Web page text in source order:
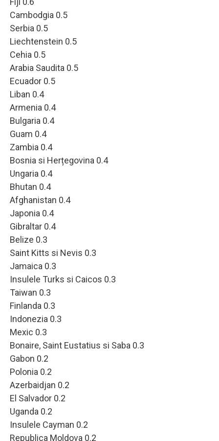
Cambodgia 0.5
Serbia 0.5
Liechtenstein 0.5
Cehia 0.5
Arabia Saudita 0.5
Ecuador 0.5
Liban 0.4
Armenia 0.4
Bulgaria 0.4
Guam 0.4
Zambia 0.4
Bosnia si Herțegovina 0.4
Ungaria 0.4
Bhutan 0.4
Afghanistan 0.4
Japonia 0.4
Gibraltar 0.4
Belize 0.3
Saint Kitts si Nevis 0.3
Jamaica 0.3
Insulele Turks si Caicos 0.3
Taiwan 0.3
Finlanda 0.3
Indonezia 0.3
Mexic 0.3
Bonaire, Saint Eustatius si Saba 0.3
Gabon 0.2
Polonia 0.2
Azerbaidjan 0.2
El Salvador 0.2
Uganda 0.2
Insulele Cayman 0.2
Republica Moldova 0.2